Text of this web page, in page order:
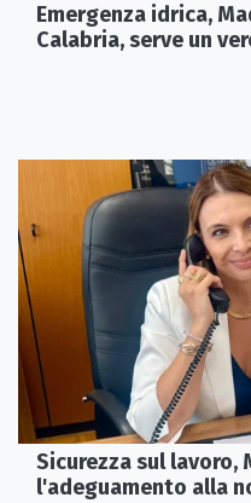
Emergenza idrica,
Calabria, serve un
Sicurezza sul lavoro,
l'adeguamento alla